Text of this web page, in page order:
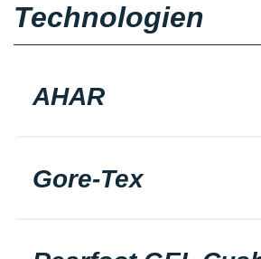
Technologien
AHAR
Gore-Tex